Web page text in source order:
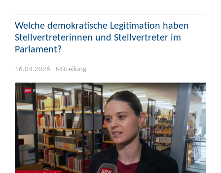
Welche demokratische Legitimation haben
Stellvertreterinnen und Stellvertreter im
Parlament?
16.04.2026 - Mitteilung